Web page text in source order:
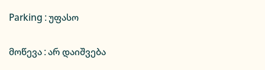
Parking :უფასო
მოწევა : არ დაიშვება